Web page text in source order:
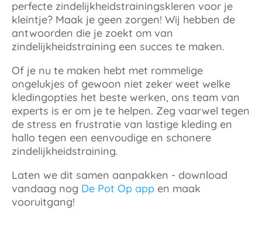
perfecte zindelijkheidstrainingskleren voor je
kleintje? Maak je geen zorgen! Wij hebben de
antwoorden die je zoekt om van
zindelijkheidstraining een succes te maken.
Of je nu te maken hebt met rommelige
ongelukjes of gewoon niet zeker weet welke
kledingopties het beste werken, ons team van
experts is er om je te helpen. Zeg vaarwel tegen
de stress en frustratie van lastige kleding en
hallo tegen een eenvoudige en schonere
zindelijkheidstraining.
Laten we dit samen aanpakken - download
vandaag nog De Pot Op app en maak
vooruitgang!